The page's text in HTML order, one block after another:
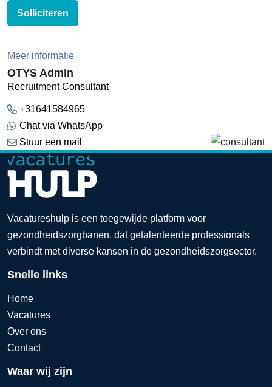
Solliciteren
Meer informatie
OTYS Admin
Recruitment Consultant
+31641584965
Chat via WhatsApp
Stuur een mail
Vacatureshulp is een toegewijde platform voor
gezondheidszorgbanen, dat getalenteerde professionals
verbindt met diverse kansen in de gezondheidszorgsector.
Snelle links
Home
Vacatures
Over ons
Contact
Waar wij zijn